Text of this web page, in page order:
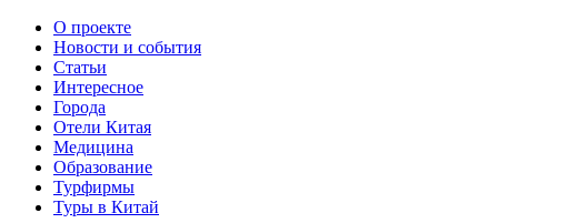
О проекте
Новости и события
Статьи
Интересное
Города
Отели Китая
Медицина
Образование
Турфирмы
Туры в Китай